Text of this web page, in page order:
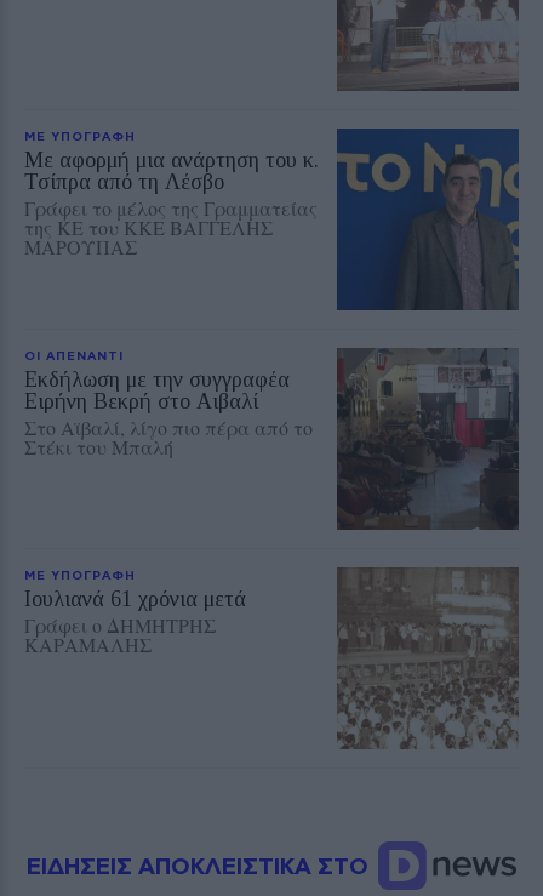
ΜΕ ΥΠΟΓΡΑΦΗ
Με αφορμή μια ανάρτηση του κ.
Τσίπρα από τη Λέσβο
Γράφει το μέλος της Γραμματείας
της ΚΕ του ΚΚΕ ΒΑΓΓΕΛΗΣ
ΜΑΡΟΥΠΑΣ
ΟΙ ΑΠΕΝΑΝΤΙ
Εκδήλωση με την συγγραφέα
Ειρήνη Βεκρή στο Αιβαλί
Στο Αϊβαλί, λίγο πιο πέρα από το
Στέκι του Μπαλή
ΜΕ ΥΠΟΓΡΑΦΗ
Ioυλιανά 61 χρόνια μετά
Γράφει ο ΔΗΜΗΤΡΗΣ
ΚΑΡΑΜΑΛΗΣ
ΕΙΔΗΣΕΙΣ ΑΠΟΚΛΕΙΣΤΙΚΑ ΣΤΟ